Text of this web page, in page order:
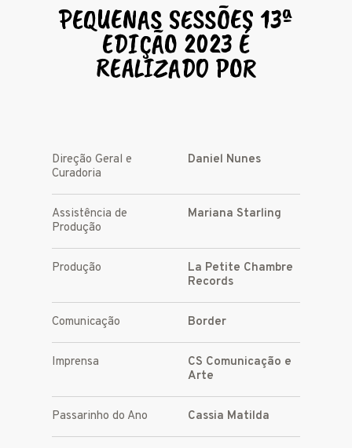
PEQUENAS SESSÕES 13ª
EDIÇÃO 2023 É
REALIZADO POR
Direção Geral e
Curadoria
Daniel Nunes
Assistência de
Produção
Mariana Starling
Produção
La Petite Chambre
Records
Comunicação Border
Imprensa
CS Comunicação e
Arte
Passarinho do Ano Cassia Matilda